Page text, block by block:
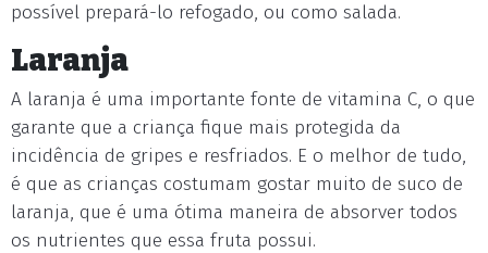
possível prepará-lo refogado, ou como salada.
Laranja
A laranja é uma importante fonte de vitamina C, o que
garante que a criança fique mais protegida da
incidência de gripes e resfriados. E o melhor de tudo,
é que as crianças costumam gostar muito de suco de
laranja, que é uma ótima maneira de absorver todos
os nutrientes que essa fruta possui.